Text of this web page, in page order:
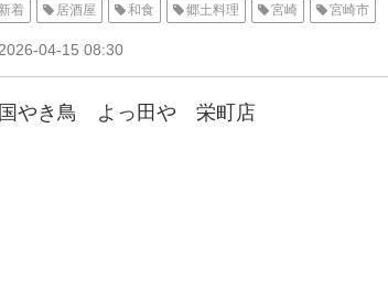
新着 居酒屋 和食 郷土料理 宮崎 宮崎市
2026-04-15 08:30
やき鳥 よっ田や 栄町店